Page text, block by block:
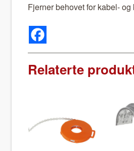
Fjern­er behovet for kabel- og
Relaterte